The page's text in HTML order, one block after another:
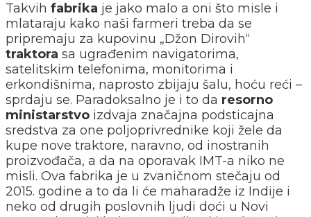
Takvih fabrika je jako malo a oni što misle i
mlataraju kako naši farmeri treba da se
pripremaju za kupovinu „Džon Dirovih“
traktora sa ugrađenim navigatorima,
satelitskim telefonima, monitorima i
erkondišnima, naprosto zbijaju šalu, hoću reći –
sprdaju se. Paradoksalno je i to da resorno
ministarstvo izdvaja značajna podsticajna
sredstva za one poljoprivrednike koji žele da
kupe nove traktore, naravno, od inostranih
proizvođača, a da na oporavak IMT-a niko ne
misli. Ova fabrika je u zvaničnom stečaju od
2015. godine a to da li će maharadže iz Indije i
neko od drugih poslovnih ljudi doći u Novi